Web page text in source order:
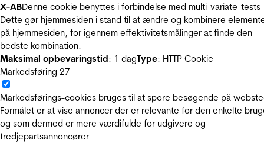
X-ABDenne cookie benyttes i forbindelse med multi-variate-tests
Dette gør hjemmesiden i stand til at ændre og kombinere
på hjemmesiden, for igennem effektivitetsmålinger at finde den
bedste kombination.
Maksimal opbevaringstid: 1 dagType: HTTP Cookie
Markedsføring 27
Markedsførings-cookies bruges til at spore besøgende på
Formålet er at vise annoncer der er relevante for den enkelte
og som dermed er mere værdifulde for udgivere og
tredjepartsannoncører